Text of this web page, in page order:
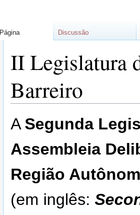
II Legislatura
Barreiro
para
para
A Segunda
Assembleia
Região
(em inglês:
Página Discussão